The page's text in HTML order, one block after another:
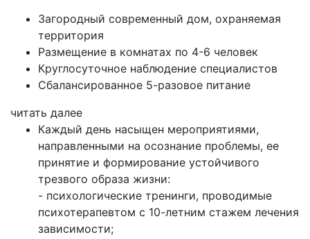
Загородный современный дом, охраняемая
территория
Размещение в комнатах по 4-6 человек
Круглосуточное наблюдение специалистов
Сбалансированное 5-разовое питание
читать далее
Каждый день насыщен мероприятиями,
направленными на осознание проблемы, ее
принятие и формирование устойчивого
трезвого образа жизни:
- психологические тренинги, проводимые
психотерапевтом с 10-летним стажем лечения
зависимости;